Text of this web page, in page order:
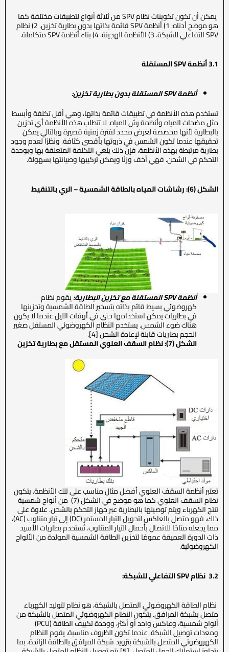
يمكن أن تكون تكوينات نظام SPV من ثلاثة أنواع لتطبيقات مختلفة كما
هو موضح أدناه: 1) أنظمة SPV قائمة بذاتها بدون بطارية تخزين. 2) نظام
SPV التفاعلي للشبكة. 3) الأنظمة الهجينة. 4) بناء أنظمة SPV متكاملة.
3.1أنظمة المستقلة
أنظمةSPV المستقلة بدون بطارية تخزين:
تستخدم هذه الأنظمة في تطبيقات قائمة بذاتها، وهي أقل تكلفة وأبسط
مثل مضخات المياه وأنظمة رش المياه. لا تتطلب هذه الأنظمة أي تخزين
بالبطارية لأنها مخصصة لغرض محدد لفترة زمنية قصيرة وبالتالي يمكن
تحقيقها عندما تكون الشمس في ذروتها بأقصى كثافة. ونظرًا لعدم وجود
بطارية مرتبطة بهذه الأنظمة، فإن ذلك يلغي التكلفة المتعلقة بها وبوحدة
التحكم في الشحن. فهي أخف وزنًا ويمكن تركيبها وصيانتها بسهولة.
الشكل (6): رشاشات المياه بالطاقة الشمسية – الري بالتنقيط
أنظمةSPV المستقلة مع تخزين البطارية:يقوم نظام
كهروضوئي بسيط قائم بذاته بتسخير الطاقة الشمسية وتخزينها
في بطاريات يمكن استخدامها حتى في أوقات الليل عندما لا يكون
هناك ضوء الشمس. يستخدم النظام الكهروضوئي المستقل صغير
الحجم بطاريات قابلة لإعادة الشحن [4].
الشكل (7): نظام السقف العلوي المستقل مع بطارية تخزين
تعتبر أنظمة السقف العلوي أفضل مثال مناسب على تلك الأنظمة. يتكون
نظام السقف العلوي كما هو موضح في الشكل (7) من ألواح شمسية
تنتج الكهرباء ويتم توصيلها بالبطارية عبر جهاز التحكم بالشحن. علاوة على
ذلك، فهو متصل بالعاكس لتحويل التيار المستمر (DC) إلى تيار متناوب (AC)،
مما يجعله متاحًا للاتصال بأحمال التيار المتناوب. تُستخدم بطاريات الأسيد
ذات الدورة العميقة عمومًا لتخزين الطاقة الشمسية المولدة من الألواح
الكهروضوئية.
3.2 نظام التفاعلي للشبكة:
نظام الطاقة الكهروضوئي المتصل بالشبكة، هو نظام لتوليد الكهرباء
متصل بشبكة المرافق. يتكون النظام الكهروضوئي المتصل بالشبكة من
ألواح شمسية، وعاكس واحد أو أكثر، ووحدة تكييف الطاقة (PCU)
ومعدات توصيل الشبكة. عندما تكون الظروف مناسبة، يقوم النظام
الكهروضوئي المتصل بالشبكة بتزويد شبكة المرافق بالطاقة الزائدة، بما